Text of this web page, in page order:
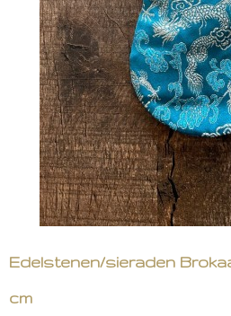
Edelstenen/sieraden
cm